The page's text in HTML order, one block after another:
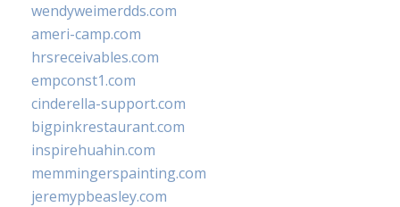
wendyweimerdds.com
ameri-camp.com
hrsreceivables.com
empconst1.com
cinderella-support.com
bigpinkrestaurant.com
inspirehuahin.com
memmingerspainting.com
jeremypbeasley.com